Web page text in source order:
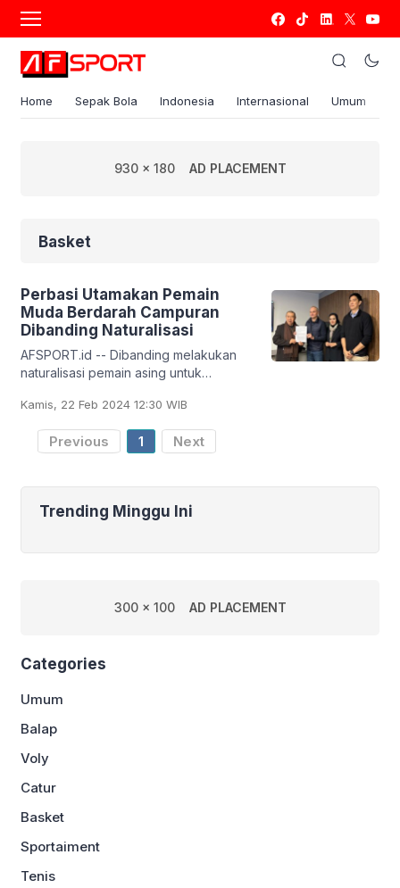
Home Sepak Bola Indonesia Internasional Umum
930 x 180 AD PLACEMENT
Basket
Perbasi Utamakan Pemain
Muda Berdarah Campuran
Dibanding Naturalisasi
AFSPORT.id -- Dibanding melakukan
naturalisasi pemain asing untuk
putri Indonesia, Pengurus Pusat (PP)
Persatuan Bola Basket
Kamis, 22 Feb 2024 12:30 WIB
Previous 1 Next
Trending Minggu Ini
300 x 100 AD PLACEMENT
Categories
Umum
Balap
Voly
Catur
Basket
Sportaiment
Tenis